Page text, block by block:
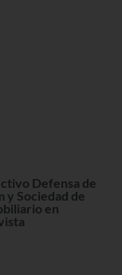
Defensa de
y Sociedad de
en